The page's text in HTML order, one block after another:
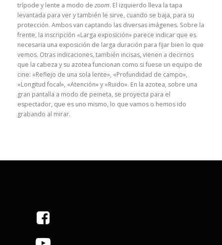
trípode y lente a modo de zoom. El izquierdo lleva la tapa
levantada para ver y también le sirve, cuando se baja, para su
protección. Ambos van captando las diversas imágenes. Sobre la
frente, la inscripción «Larga exposición» parece indicar que es
necesaria una exposición de larga duración para fijar bien lo que
vemos. Otras indicaciones, también incisas, vienen a decirnos
que la cabeza y su azotea funcionan como si fuese un equipo de
cine: «Reflejo de una sola lente», «Profundidad de campo»,
«Longitud focal», «Atención» y «Ruido». En la azotea, sobre una
gran pantalla a modo de peineta, se proyecta para el
espectador, que es uno mismo, lo que vamos o hemos ido
grabando al mirar.